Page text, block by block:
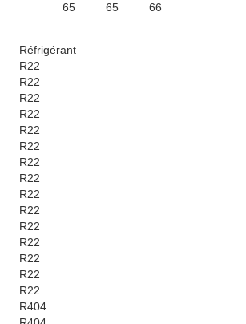
65 65 66
Réfrigérant
R22
R22
R22
R22
R22
R22
R22
R22
R22
R22
R22
R22
R22
R22
R22
R404